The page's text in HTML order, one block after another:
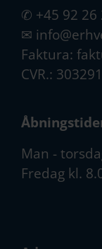
✆ +45 92 26
✉
Faktura:
CVR.:
Man -
Fredag kl.